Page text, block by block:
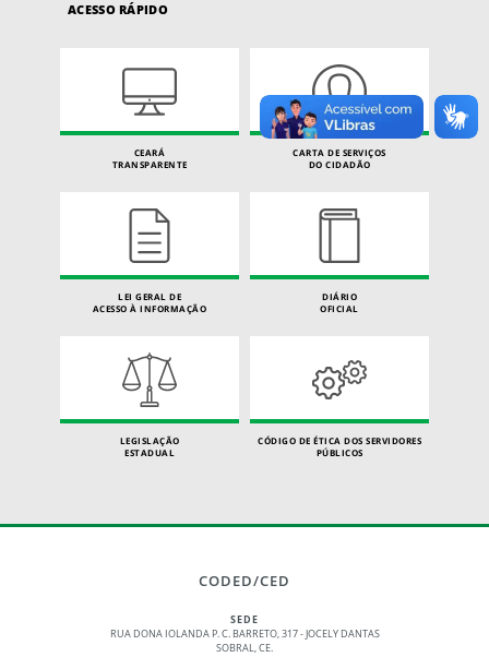
ACESSO RÁPIDO
CEARÁ
TRANSPARENTE
CARTA DE SERVIÇOS
DO CIDADÃO
LEI GERAL DE
ACESSO À INFORMAÇÃO
DIÁRIO
OFICIAL
LEGISLAÇÃO
ESTADUAL
CÓDIGO DE ÉTICA DOS SERVIDORES
PÚBLICOS
CODED/CED
SEDE
RUA DONA IOLANDA P. C. BARRETO, 317 - JOCELY DANTAS
SOBRAL, CE.